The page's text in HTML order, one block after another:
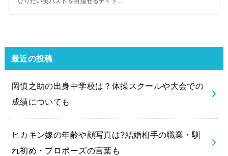
最近の投稿
岡慎之助の出身中学校は？体操スクールや大会での
成績についても
ヒカキン嫁の年齢や顔写真は?結婚相手の職業・馴
れ初め・プロポーズの言葉も